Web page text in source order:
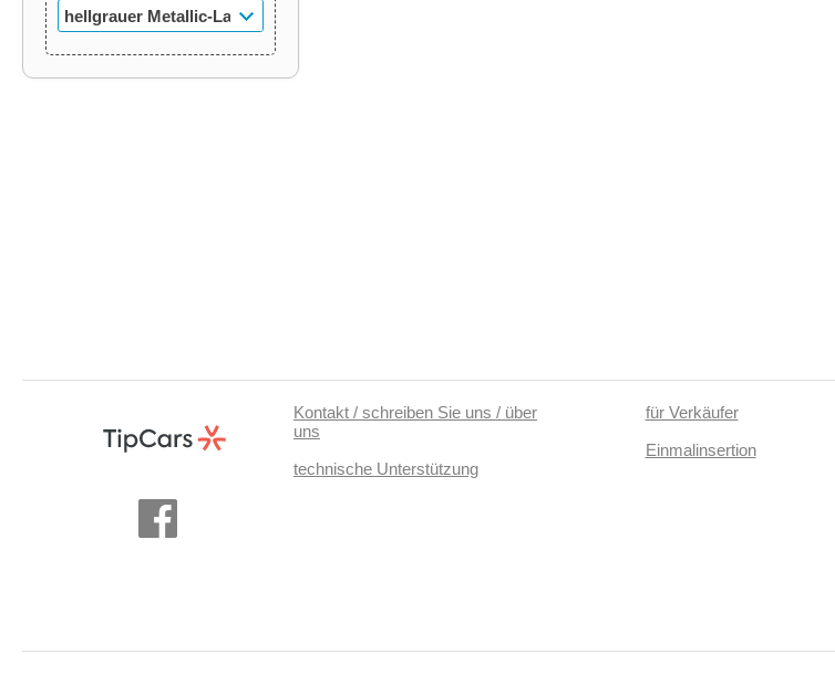
hellgrauer Metallic-Lack
Kontakt / schreiben Sie uns / über
uns
technische Unterstützung
für Verkäufer
Einmalinsertion